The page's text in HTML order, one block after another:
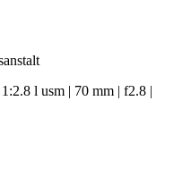
l usm | 70 mm | f2.8 |